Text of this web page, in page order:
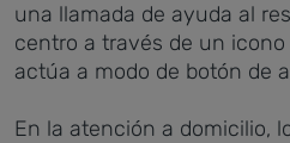
una llamada de ayuda al
centro a través de un
actúa a modo de botón de
En la atención a domicilio,